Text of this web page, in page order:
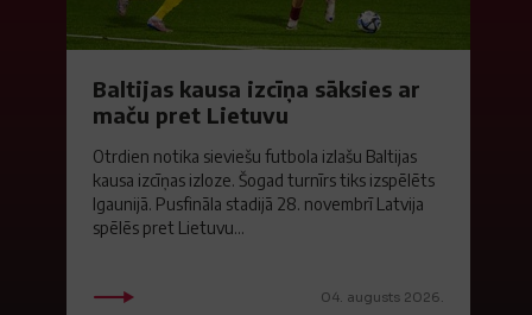
Baltijas kausa izcīņa sāksies ar
maču pret Lietuvu
Otrdien notika sieviešu futbola izlašu Baltijas
kausa izcīņas izloze. Šogad turnīrs tiks izspēlēts
Igaunijā. Pusfināla stadijā 28. novembrī Latvija
spēlēs pret Lietuvu...
04. augusts 2026.